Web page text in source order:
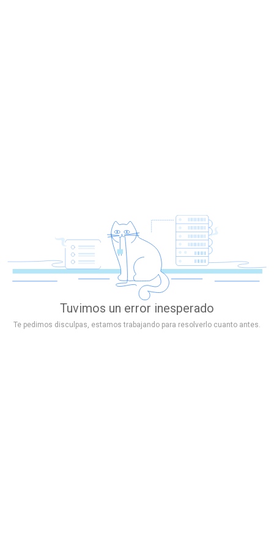
Tuvimos un error inesperado
Te pedimos disculpas, estamos trabajando para resolverlo cuanto antes.